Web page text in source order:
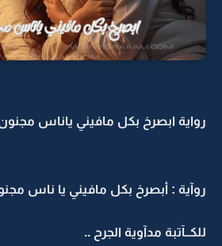
رواية ابصرخ بكل مافيني ياناس مجنون
روآية : أبصرخ بكل مافيني يا ناس
للكــآتبة مدآوية الجرح ..